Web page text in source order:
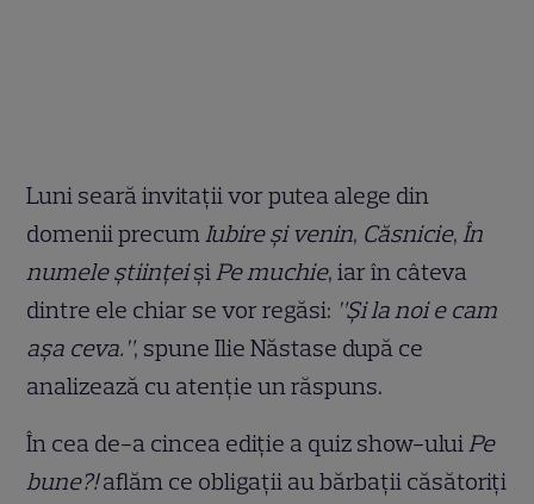
Luni seară invitații vor putea alege din
domenii precumIubire și venin, Căsnicie,În
numele științeișiPe muchie, iar în câteva
dintre ele chiar se vor regăsi: ”Și la noi e cam
așa ceva.”, spune Ilie Năstase după ce
analizează cu atenție un răspuns.
În cea de-a cincea ediție a quiz show-uluiPe
bune?!aflăm ce obligații au bărbații căsătoriți